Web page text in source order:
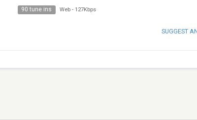
90 tune ins Web - 127Kbps
SUGGEST